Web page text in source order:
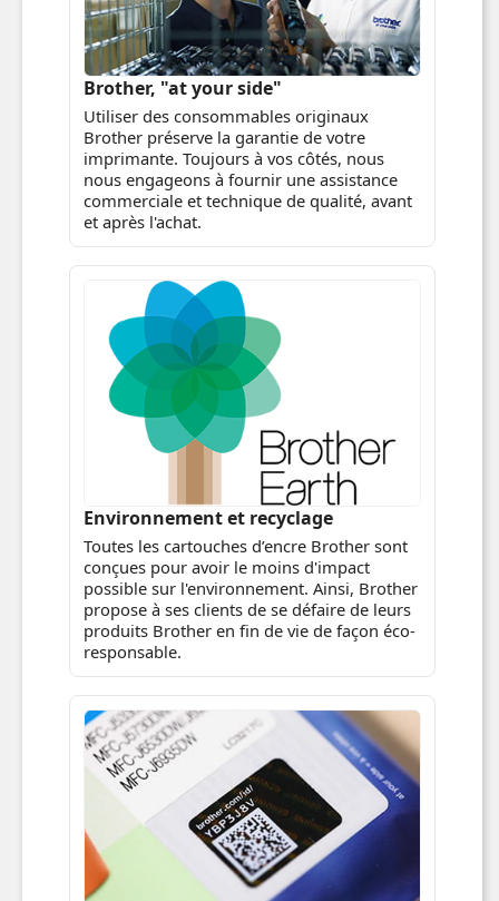
Brother, "at your side"
Utiliser des consommables originaux
Brother préserve la garantie de votre
imprimante. Toujours à vos côtés, nous
nous engageons à fournir une assistance
commerciale et technique de qualité, avant
et après l'achat.
Environnement et recyclage
Toutes les cartouches d’encre Brother sont
conçues pour avoir le moins d'impact
possible sur l'environnement. Ainsi, Brother
propose à ses clients de se défaire de leurs
produits Brother en fin de vie de façon éco-
responsable.